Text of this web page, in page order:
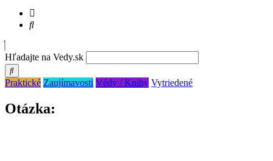
Hľadajte na Vedy.sk
Praktické Zaujímavosti Védy / Knihy Vytriedené
Otázka: